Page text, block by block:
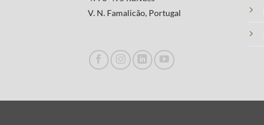
V. N. Famalicão, Portugal